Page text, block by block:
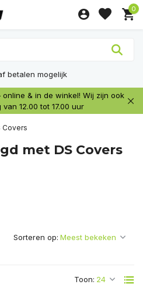
0
betalen mogelijk
& in de winkel! Wij zijn ook
12.00 tot 17.00 uur
Covers
met DS Covers
Toon:
Sorteren op: